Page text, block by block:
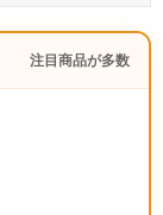
注目商品が多数